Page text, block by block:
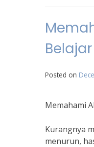
Belajar
Posted on
Memahami
Kurangnya
menurun,